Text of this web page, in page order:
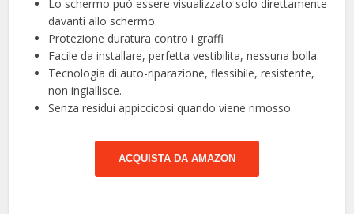
Lo schermo può essere visualizzato solo direttamente
davanti allo schermo.
Protezione duratura contro i graffi
Facile da installare, perfetta vestibilita, nessuna bolla.
Tecnologia di auto-riparazione, flessibile, resistente,
non ingiallisce.
Senza residui appiccicosi quando viene rimosso.
ACQUISTA DA AMAZON